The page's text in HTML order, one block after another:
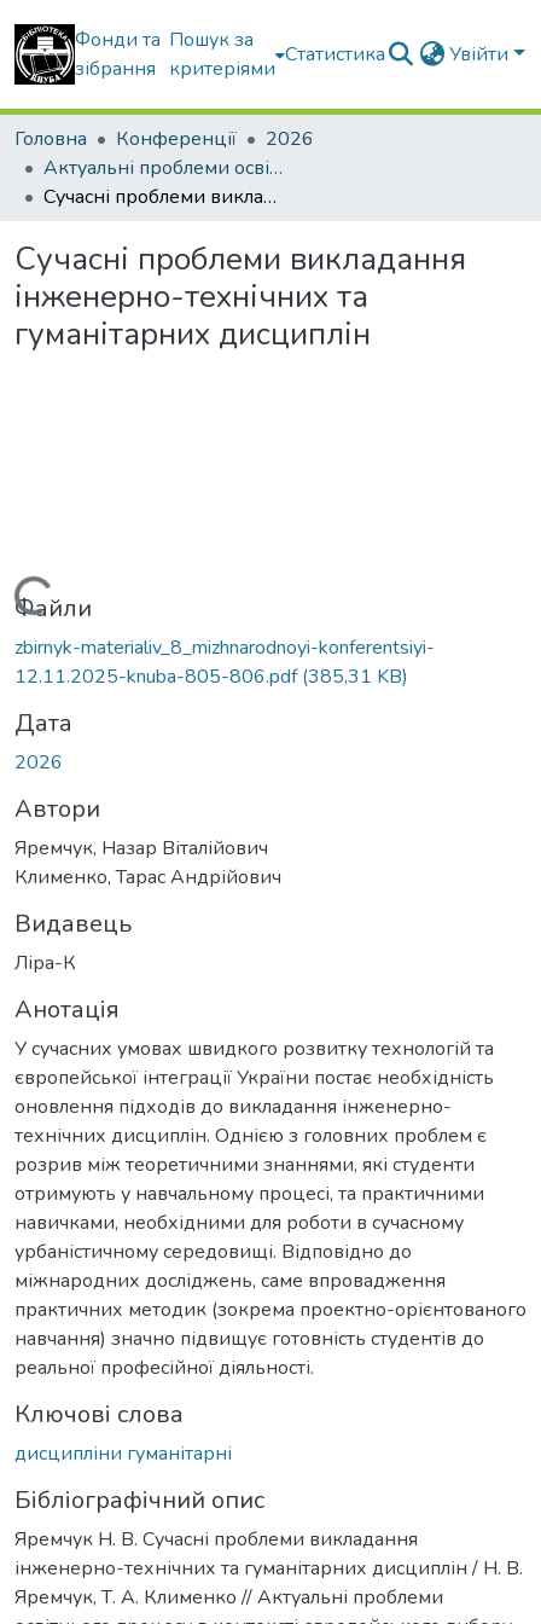
Фонди та
зібрання
Пошук за
критеріями
Статистика Увійти
Головна Конференції
2026
Актуальні проблеми освітнього процесу в контексті європейського вибору України
Сучасні проблеми викладання інженерно-технічних та гуманітарних дисциплін
Сучасні проблеми викладання
інженерно-технічних та
гуманітарних дисциплін
Вантажиться...
Файли
zbirnyk-materialiv_8_mizhnarodnoyi-konferentsiyi-
12.11.2025-knuba-805-806.pdf(385,31 KB)
Дата
2026
Автори
Яремчук, Назар Віталійович
Клименко, Тарас Андрійович
Видавець
Ліра-К
Анотація
У сучасних умовах швидкого розвитку технологій та
європейської інтеграції України постає необхідність
оновлення підходів до викладання інженерно-
технічних дисциплін. Однією з головних проблем є
розрив між теоретичними знаннями, які студенти
отримують у навчальному процесі, та практичними
навичками, необхідними для роботи в сучасному
урбаністичному середовищі. Відповідно до
міжнародних досліджень, саме впровадження
практичних методик (зокрема проектно-орієнтованого
навчання) значно підвищує готовність студентів до
реальної професійної діяльності.
Ключові слова
дисципліни гуманітарні
Бібліографічний опис
Яремчук Н. В. Сучасні проблеми викладання
інженерно-технічних та гуманітарних дисциплін / Н. В.
Яремчук, Т. А. Клименко // Актуальні проблеми